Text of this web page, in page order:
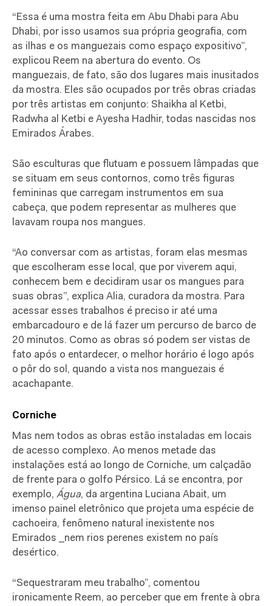
“Essa é uma mostra feita em Abu Dhabi para Abu
Dhabi, por isso usamos sua própria geografia, com
as ilhas e os manguezais como espaço expositivo”,
explicou Reem na abertura do evento. Os
manguezais, de fato, são dos lugares mais inusitados
da mostra. Eles são ocupados por três obras criadas
por três artistas em conjunto: Shaikha al Ketbi,
Radwha al Ketbi e Ayesha Hadhir, todas nascidas nos
Emirados Árabes.
São esculturas que flutuam e possuem lâmpadas que
se situam em seus contornos, como três figuras
femininas que carregam instrumentos em sua
cabeça, que podem representar as mulheres que
lavavam roupa nos mangues.
“Ao conversar com as artistas, foram elas mesmas
que escolheram esse local, que por viverem aqui,
conhecem bem e decidiram usar os mangues para
suas obras”, explica Alia, curadora da mostra. Para
acessar esses trabalhos é preciso ir até uma
embarcadouro e de lá fazer um percurso de barco de
20 minutos. Como as obras só podem ser vistas de
fato após o entardecer, o melhor horário é logo após
o pôr do sol, quando a vista nos manguezais é
acachapante.
Corniche
Mas nem todos as obras estão instaladas em locais
de acesso complexo. Ao menos metade das
instalações está ao longo de Corniche, um calçadão
de frente para o golfo Pérsico. Lá se encontra, por
exemplo, Água, da argentina Luciana Abait, um
imenso painel eletrônico que projeta uma espécie de
cachoeira, fenômeno natural inexistente nos
Emirados _nem rios perenes existem no país
desértico.
“Sequestraram meu trabalho”, comentou
ironicamente Reem, ao perceber que em frente à obra